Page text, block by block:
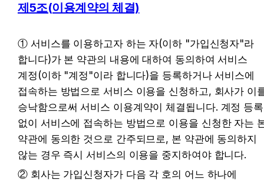
제5조(이용계약의 체결)
① 서비스를 이용하고자 하는 자(이하 "가입신청자"라
합니다)가 본 약관의 내용에 대하여 동의하여 서비스
계정(이하 "계정"이라 합니다)을 등록하거나 서비스에
접속하는 방법으로 서비스 이용을 신청하고, 회사가 이
승낙함으로써 서비스 이용계약이 체결됩니다. 계정 등록
없이 서비스에 접속하는 방법으로 이용을 신청한 자는
약관에 동의한 것으로 간주되므로, 본 약관에 동의하지
않는 경우 즉시 서비스의 이용을 중지하여야 합니다.
② 회사는 가입신청자가 다음 각 호의 어느 하나에